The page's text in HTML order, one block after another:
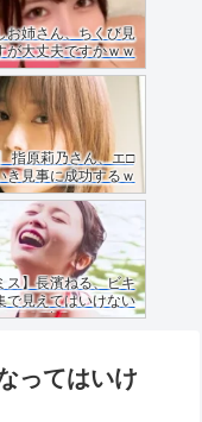
お姉さん、ちくび見
が大丈夫ですかｗｗ
ｗｗｗｗ
指原莉乃さん、エ□
き見事に成功するｗ
ｗｗ
ス】長濱ねる、ビキ
で見えてはいけない
ものが映る…
ってはいけ